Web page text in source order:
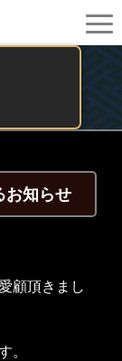
お知らせ
顧頂きまし
。